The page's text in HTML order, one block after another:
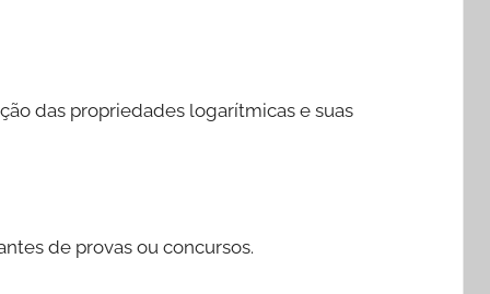
das propriedades logarítmicas e suas
de provas ou concursos.